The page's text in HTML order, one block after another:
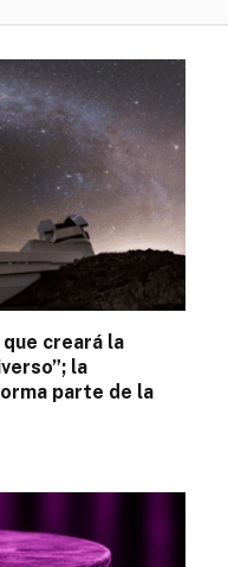
creará la
la
parte de la